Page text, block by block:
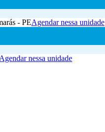
- PEAgendar nessa unidade
Agendar nessa unidade